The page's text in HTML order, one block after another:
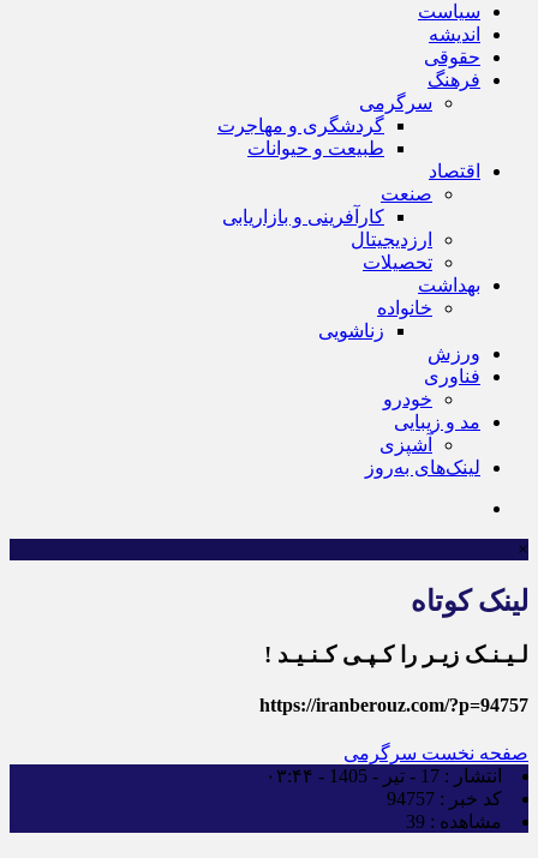
سیاست
اندیشه
حقوقی
فرهنگ
سرگرمی
گردشگری و مهاجرت
طبیعت و حیوانات
اقتصاد
صنعت
کارآفرینی و بازاریابی
ارزدیجیتال
تحصیلات
بهداشت
خانواده
زناشویی
ورزش
فناوری
خودرو
مد و زیبایی
آشپزی
لینک‌های به‌روز
×
لینک کوتاه
لـیـنـک زیـر را کـپـی کـنـیـد !
https://iranberouz.com/?p=94757
صفحه نخست سرگرمی
انتشار : 17 - تیر - 1405 - ۰۳:۴۴
کد خبر : 94757
مشاهده : 39